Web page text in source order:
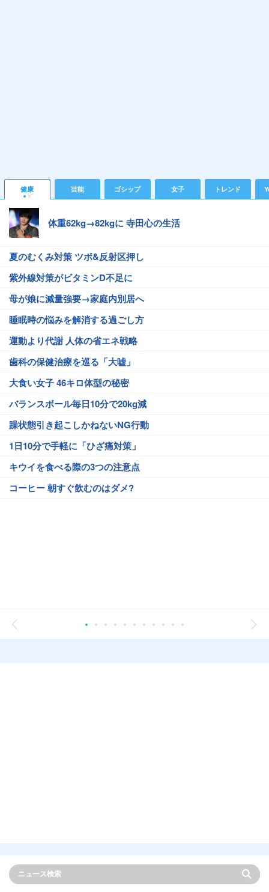
健康 芸能 ゴシップ 女子 トレンド
体重62kg→82kgに 寺田心の生活
夏のむくみ対策 ツボ&反射区押し
紫外線対策がビタミンD不足に
母が娘に減量強要→家庭内別居へ
睡眠時の悩みを解消する過ごし方
運動より代謝 人体の省エネ戦略
歯科の保健治療を巡る「大嘘」
大食い女子 46キロ体型の秘密
バランスボール毎日10分で20kg減
躁状態引き起こしかねないNG行動
1日10分で手軽に「ひざ痛対策」
キウイを食べる際の3つの注意点
コーヒー 朝すぐ飲むのはダメ?